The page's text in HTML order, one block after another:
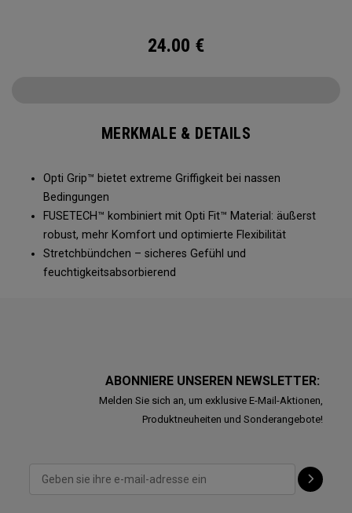
24.00 €
MERKMALE & DETAILS
Opti Grip™ bietet extreme Griffigkeit bei nassen
Bedingungen
FUSETECH™ kombiniert mit Opti Fit™ Material: äußerst
robust, mehr Komfort und optimierte Flexibilität
Stretchbündchen – sicheres Gefühl und
feuchtigkeitsabsorbierend
ABONNIERE UNSEREN NEWSLETTER:
Melden Sie sich an, um exklusive E-Mail-Aktionen,
Produktneuheiten und Sonderangebote!